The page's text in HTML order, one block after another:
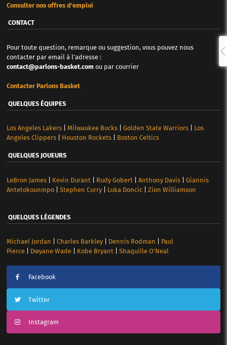
Consulter nos offres d'emploi
CONTACT
Pour toute question, remarque ou suggestion, vous pouvez nous
contacter par email à l'adresse :
contact@parlons-basket.com ou par courrier
Contacter Parlons Basket
QUELQUES ÉQUIPES
Los Angeles Lakers| Milwaukee Bucks| Golden State Warriors| Los
Angeles Clippers| Houston Rockets| Boston Celtics
QUELQUES JOUEURS
LeBron James| Kevin Durant Rudy Gobert Anthony Davis| Giannis
Antetokounmpo| Stephen Curry| Luka Doncic| Zion Williamson
QUELQUES LÉGENDES
Michael Jordan Charles Barkley| Dennis Rodman
Paul
Pierce| Dwyane Wade| Kobe Bryant| Shaquille O’Neal
Facebook
Twitter
Instagram